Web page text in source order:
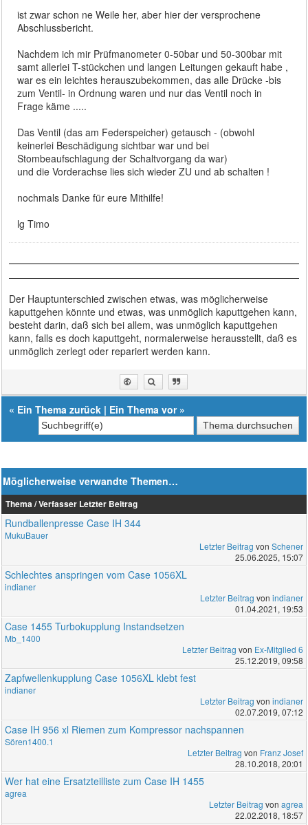
ist zwar schon ne Weile her, aber hier der versprochene
Abschlussbericht.
Nachdem ich mir Prüfmanometer 0-50bar und 50-300bar mit
samt allerlei T-stückchen und langen Leitungen gekauft habe ,
war es ein leichtes herauszubekommen, das alle Drücke -bis
zum Ventil- in Ordnung waren und nur das Ventil noch in
Frage käme .....
Das Ventil (das am Federspeicher) getausch - (obwohl
keinerlei Beschädigung sichtbar war und bei
Stombeaufschlagung der Schaltvorgang da war)
und die Vorderachse lies sich wieder ZU und ab schalten !
nochmals Danke für eure Mithilfe!
lg Timo
Der Hauptunterschied zwischen etwas, was möglicherweise
kaputtgehen könnte und etwas, was unmöglich kaputtgehen kann,
besteht darin, daß sich bei allem, was unmöglich kaputtgehen
kann, falls es doch kaputtgeht, normalerweise herausstellt, daß es
unmöglich zerlegt oder repariert werden kann.
« Ein Thema zurück | Ein Thema vor»
Möglicherweise verwandte Themen…
Thema / Verfasser Letzter Beitrag
Rundballenpresse Case IH 344
MukuBauer
Letzter Beitrag von Schener
25.06.2025, 15:07
Schlechtes anspringen vom Case 1056XL
indianer
Letzter Beitrag von indianer
01.04.2021, 19:53
Case 1455 Turbokupplung Instandsetzen
Mb_1400
Letzter Beitrag von Ex-Mitglied 6
25.12.2019, 09:58
Zapfwellenkupplung Case 1056XL klebt fest
indianer
Letzter Beitrag von indianer
02.07.2019, 07:12
Case IH 956 xl Riemen zum Kompressor nachspannen
Sören1400.1
Letzter Beitrag von Franz Josef
28.10.2018, 20:01
Wer hat eine Ersatzteilliste zum Case IH 1455
agrea
Letzter Beitrag von agrea
22.02.2018, 18:57